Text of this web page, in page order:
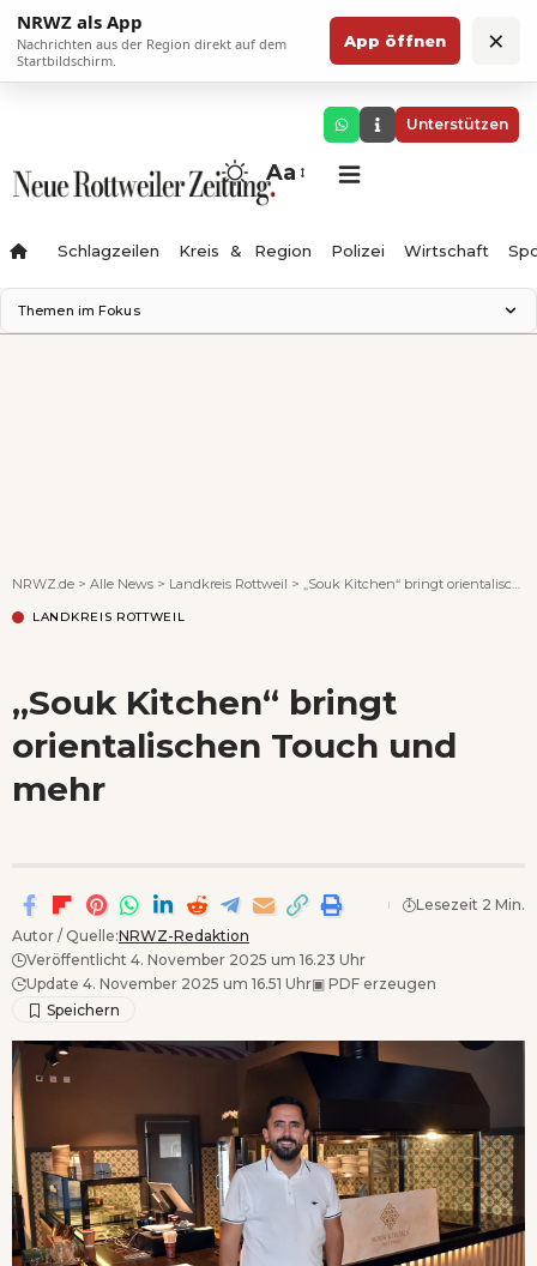
NRWZ als App
Nachrichten aus der Region direkt auf dem
Startbildschirm.
App öffnen ×
Unterstützen
Aa
Schlagzeilen Kreis & Region Polizei Wirtschaft
Themen im Fokus
NRWZ.de > Alle News > Landkreis Rottweil > „Souk Kitchen“ bringt orientalischen Touch und mehr
LANDKREIS ROTTWEIL
„Souk Kitchen“ bringt
orientalischen Touch und
mehr
Autor / Quelle:NRWZ-Redaktion
Veröffentlicht 4. November 2025 um 16.23 Uhr
Update 4. November 2025 um 16.51 Uhr▣ PDF erzeugen
Lesezeit 2 Min.